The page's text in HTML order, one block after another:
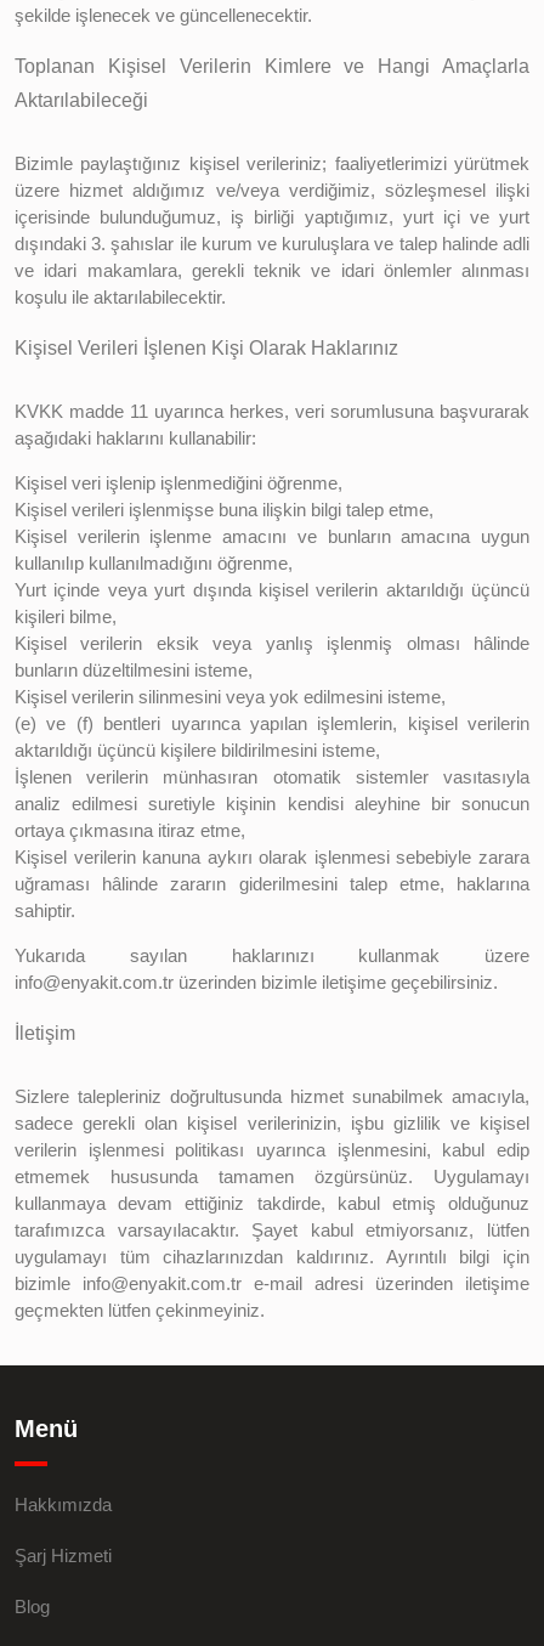
şekilde işlenecek ve güncellenecektir.
Toplanan Kişisel Verilerin Kimlere ve Hangi Amaçlarla
Aktarılabileceği
Bizimle paylaştığınız kişisel verileriniz; faaliyetlerimizi yürütmek
üzere hizmet aldığımız ve/veya verdiğimiz, sözleşmesel ilişki
içerisinde bulunduğumuz, iş birliği yaptığımız, yurt içi ve yurt
dışındaki 3. şahıslar ile kurum ve kuruluşlara ve talep halinde adli
ve idari makamlara, gerekli teknik ve idari önlemler alınması
koşulu ile aktarılabilecektir.
Kişisel Verileri İşlenen Kişi Olarak Haklarınız
KVKK madde 11 uyarınca herkes, veri sorumlusuna başvurarak
aşağıdaki haklarını kullanabilir:
Kişisel veri işlenip işlenmediğini öğrenme,
Kişisel verileri işlenmişse buna ilişkin bilgi talep etme,
Kişisel verilerin işlenme amacını ve bunların amacına uygun
kullanılıp kullanılmadığını öğrenme,
Yurt içinde veya yurt dışında kişisel verilerin aktarıldığı üçüncü
kişileri bilme,
Kişisel verilerin eksik veya yanlış işlenmiş olması hâlinde
bunların düzeltilmesini isteme,
Kişisel verilerin silinmesini veya yok edilmesini isteme,
(e) ve (f) bentleri uyarınca yapılan işlemlerin, kişisel verilerin
aktarıldığı üçüncü kişilere bildirilmesini isteme,
İşlenen verilerin münhasıran otomatik sistemler vasıtasıyla
analiz edilmesi suretiyle kişinin kendisi aleyhine bir sonucun
ortaya çıkmasına itiraz etme,
Kişisel verilerin kanuna aykırı olarak işlenmesi sebebiyle zarara
uğraması hâlinde zararın giderilmesini talep etme, haklarına
sahiptir.
Yukarıda sayılan haklarınızı kullanmak üzere
info@enyakit.com.tr üzerinden bizimle iletişime geçebilirsiniz.
İletişim
Sizlere talepleriniz doğrultusunda hizmet sunabilmek amacıyla,
sadece gerekli olan kişisel verilerinizin, işbu gizlilik ve kişisel
verilerin işlenmesi politikası uyarınca işlenmesini, kabul edip
etmemek hususunda tamamen özgürsünüz. Uygulamayı
kullanmaya devam ettiğiniz takdirde, kabul etmiş olduğunuz
tarafımızca varsayılacaktır. Şayet kabul etmiyorsanız, lütfen
uygulamayı tüm cihazlarınızdan kaldırınız. Ayrıntılı bilgi için
bizimle info@enyakit.com.tr e-mail adresi üzerinden iletişime
geçmekten lütfen çekinmeyiniz.
Menü
Hakkımızda
Şarj Hizmeti
Blog